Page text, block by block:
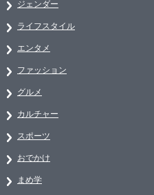
ジェンダー
ライフスタイル
エンタメ
ファッション
グルメ
カルチャー
スポーツ
おでかけ
まめ学